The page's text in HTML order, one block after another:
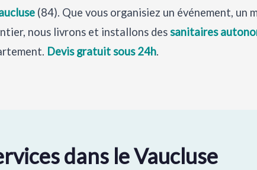
(84). Que vous organisiez un événement, un
nous livrons et installons dessanitaires
Devis gratuit sous 24h.
dans le Vaucluse